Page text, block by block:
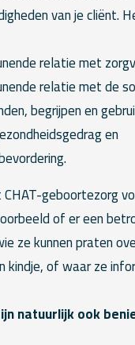
van je cliënt.
relatie met
relatie met de
begrijpen en
en
geboortezorg
of er een
ze kunnen praten
kindje, of waar ze
natuurlijk ook